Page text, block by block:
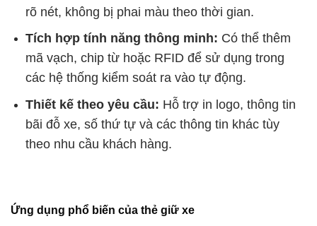
rõ nét, không bị phai màu theo thời gian.
Tích hợp tính năng thông minh: Có thể thêm
mã vạch, chip từ hoặc RFID để sử dụng trong
các hệ thống kiểm soát ra vào tự động.
Thiết kế theo yêu cầu: Hỗ trợ in logo, thông tin
bãi đỗ xe, số thứ tự và các thông tin khác tùy
theo nhu cầu khách hàng.
Ứng dụng phổ biến của thẻ giữ xe